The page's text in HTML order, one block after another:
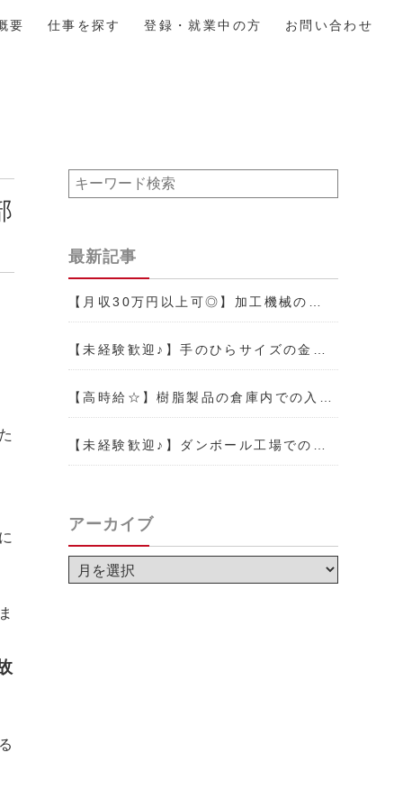
要 仕事を探す 登録・就業中の方 お問い合わせ
最新記事
【月収30万円以上可◎】加工機械の…
【未経験歓迎♪】手のひらサイズの金…
【高時給☆】樹脂製品の倉庫内での入…
【未経験歓迎♪】ダンボール工場での…
アーカイブ